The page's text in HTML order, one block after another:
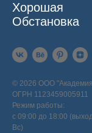
Хорошая
Обстановка
© 2026 ООО
ОГРН 1123459005911
Режим работы:
с 09:00 до 18:00
Вс)